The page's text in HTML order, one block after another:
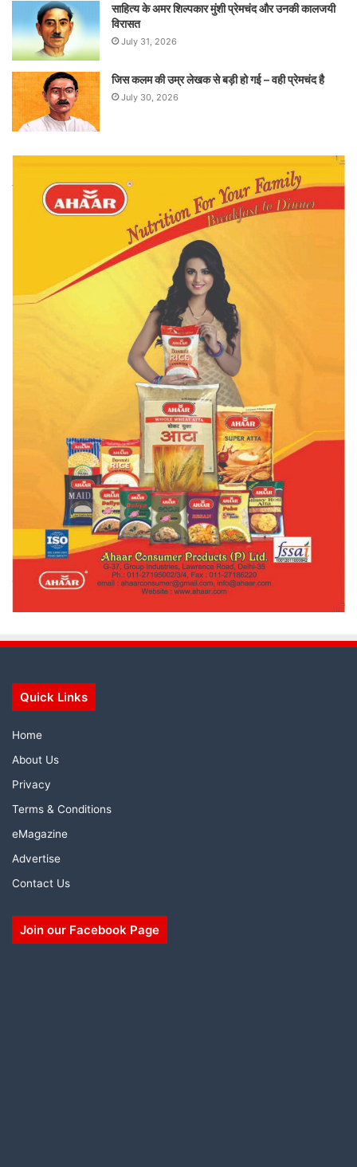
साहित्य के अमर शिल्पकार मुंशी प्रेमचंद और उनकी कालजयी
विरासत
July 31, 2026
जिस कलम की उम्र लेखक से बड़ी हो गई – वही प्रेमचंद है
July 30, 2026
Quick Links
Home
About Us
Privacy
Terms & Conditions
eMagazine
Advertise
Contact Us
Join our Facebook Page